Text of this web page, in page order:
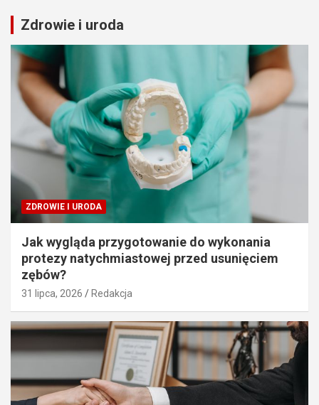
Zdrowie i uroda
ZDROWIE I URODA
Jak wygląda przygotowanie do wykonania
protezy natychmiastowej przed usunięciem
zębów?
31 lipca, 2026 Redakcja